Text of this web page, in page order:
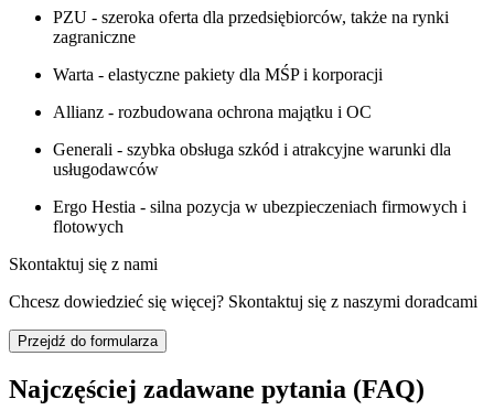
PZU - szeroka oferta dla przedsiębiorców, także na rynki
zagraniczne
Warta - elastyczne pakiety dla MŚP i korporacji
Allianz - rozbudowana ochrona majątku i OC
Generali - szybka obsługa szkód i atrakcyjne warunki dla
usługodawców
Ergo Hestia - silna pozycja w ubezpieczeniach firmowych i
flotowych
Skontaktuj się z nami
Chcesz dowiedzieć się więcej? Skontaktuj się z naszymi doradcami
Przejdź do formularza
Najczęściej zadawane pytania (FAQ)